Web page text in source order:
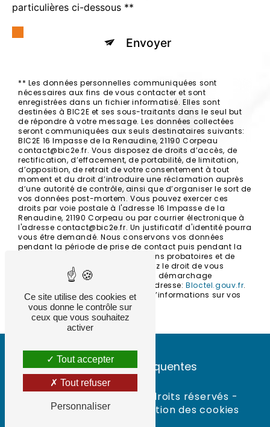
particulières ci-dessous **
Envoyer
** Les données personnelles communiquées sont
nécessaires aux fins de vous contacter et sont
enregistrées dans un fichier informatisé. Elles sont
destinées à BIC2E et ses sous-traitants dans le seul but
de répondre à votre message. Les données collectées
seront communiquées aux seuls destinataires suivants:
BIC2E 16 Impasse de la Renaudine, 21190 Corpeau
contact@bic2e.fr. Vous disposez de droits d’accès, de
rectification, d’effacement, de portabilité, de limitation,
d’opposition, de retrait de votre consentement à tout
moment et du droit d’introduire une réclamation auprès
d’une autorité de contrôle, ainsi que d’organiser le sort de
vos données post-mortem. Vous pouvez exercer ces
droits par voie postale à l'adresse 16 Impasse de la
Renaudine, 21190 Corpeau ou par courrier électronique à
l'adresse contact@bic2e.fr. Un justificatif d'identité pourra
vous être demandé. Nous conservons vos données
pendant la période de prise de contact puis pendant la
durée de prescription légale aux fins probatoires et de
gestion des contentieux. Vous avez le droit de vous
inscrire sur la liste d'opposition au démarchage
téléphonique, disponible à cette adresse:Bloctel.gouv.fr.
Consultez le site cnil.fr pour plus d’informations sur vos
droits.
Recherches fréquentes
©Vistalid- 2026 - Tous droits réservés -
Mentions légales
Gestion des cookies
Ce site utilise des cookies et
vous donne le contrôle sur
ceux que vous souhaitez
activer
Tout accepter
Tout refuser
Personnaliser